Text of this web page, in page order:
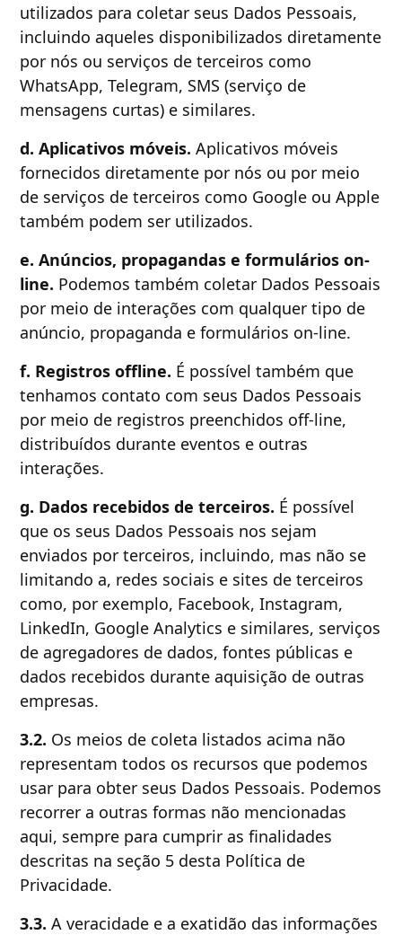
utilizados para coletar seus Dados Pessoais,
incluindo aqueles disponibilizados diretamente
por nós ou serviços de terceiros como
WhatsApp, Telegram, SMS (serviço de
mensagens curtas) e similares.
d. Aplicativos móveis.Aplicativos móveis
fornecidos diretamente por nós ou por meio
de serviços de terceiros como Google ou Apple
também podem ser utilizados.
e. Anúncios, propagandas e formulários on-
line. Podemos também coletar Dados Pessoais
por meio de interações com qualquer tipo de
anúncio, propaganda e formulários on-line.
f. Registros offline. É possível também que
tenhamos contato com seus Dados Pessoais
por meio de registros preenchidos off-line,
distribuídos durante eventos e outras
interações.
g. Dados recebidos de terceiros. É possível
que os seus Dados Pessoais nos sejam
enviados por terceiros, incluindo, mas não se
limitando a, redes sociais e sites de terceiros
como, por exemplo, Facebook, Instagram,
LinkedIn, Google Analytics e similares, serviços
de agregadores de dados, fontes públicas e
dados recebidos durante aquisição de outras
empresas.
3.2. Os meios de coleta listados acima não
representam todos os recursos que podemos
usar para obter seus Dados Pessoais. Podemos
recorrer a outras formas não mencionadas
aqui, sempre para cumprir as finalidades
descritas na seção 5 desta Política de
Privacidade.
3.3.A veracidade e a exatidão das informações